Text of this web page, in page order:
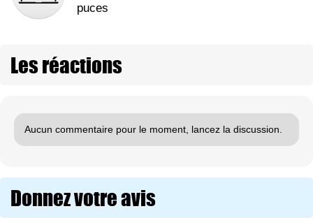
puces
Les réactions
Aucun commentaire pour le moment, lancez la discussion.
Donnez votre avis